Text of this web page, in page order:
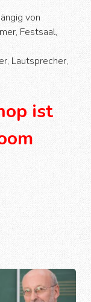
von
Festsaal,
Lautsprecher,
ist